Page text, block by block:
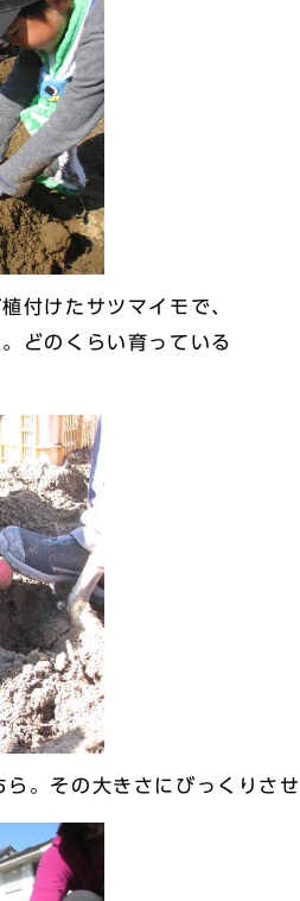
付けたサツマイモで、
どのくらい育っている
。その大きさにびっくりさ